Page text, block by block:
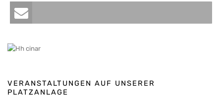
VERANSTALTUNGEN AUF UNSERER
PLATZANLAGE